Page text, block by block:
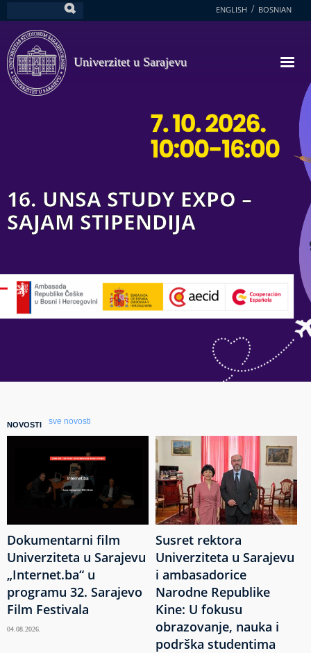
na
glavni
sadržaj
ENGLISH BOSNIAN
Univerzitet u Sarajevu
16. UNSA STUDY EXPO –
SAJAM STIPENDIJA
NOVOSTI sve novosti
Dokumentarni film
Univerziteta u Sarajevu
„Internet.ba“ u
programu 32. Sarajevo
Film Festivala
04.08.2026.
Susret rektora
Univerziteta u Sarajevu
i ambasadorice
Narodne Republike
Kine: U fokusu
obrazovanje, nauka i
podrška studentima